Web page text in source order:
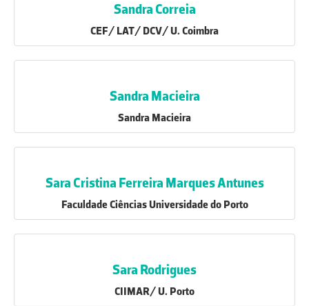
Sandra Correia
CEF/ LAT/ DCV/ U. Coimbra
Sandra Macieira
Sandra Macieira
Sara Cristina Ferreira Marques Antunes
Faculdade Ciências Universidade do Porto
Sara Rodrigues
CIIMAR/ U. Porto